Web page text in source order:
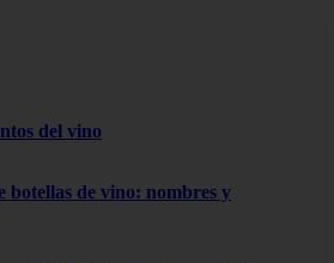
del vino
botellas de vino: nombres y